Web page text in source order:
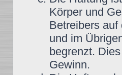
Körper und
Betreibers
und im
begrenzt.
Gewinn.